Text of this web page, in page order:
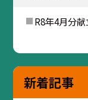
R8年4月分
新着記事